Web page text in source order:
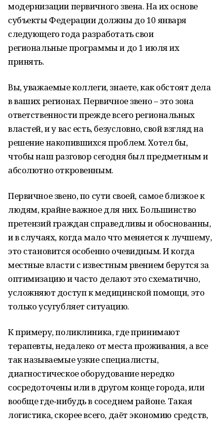
модернизации первичного звена. На их основе
субъекты Федерации должны до 10 января
следующего года разработать свои
региональные программы и до 1 июля их
принять.
Вы, уважаемые коллеги, знаете, как обстоят дела
в ваших регионах. Первичное звено – это зона
ответственности прежде всего региональных
властей, и у вас есть, безусловно, свой взгляд на
решение накопившихся проблем. Хотел бы,
чтобы наш разговор сегодня был предметным и
абсолютно откровенным.
Первичное звено, по сути своей, самое близкое к
людям, крайне важное для них. Большинство
претензий граждан справедливы и обоснованны,
и в случаях, когда мало что меняется к лучшему,
это становится особенно очевидным. И когда
местные власти с известным рвением берутся за
оптимизацию и часто делают это схематично,
усложняют доступ к медицинской помощи, это
только усугубляет ситуацию.
К примеру, поликлиника, где принимают
терапевты, недалеко от места проживания, а все
так называемые узкие специалисты,
диагностическое оборудование нередко
сосредоточены или в другом конце города, или
вообще где‑нибудь в соседнем районе. Такая
логистика, скорее всего, даёт экономию средств,